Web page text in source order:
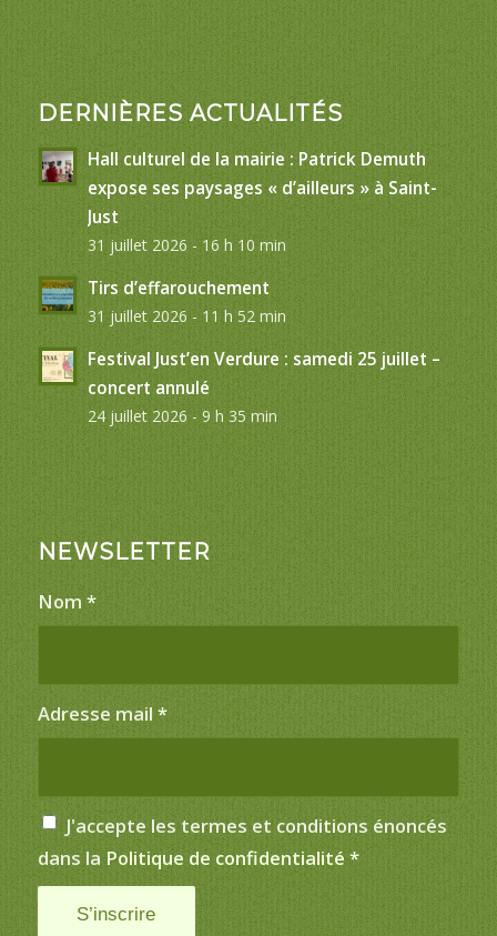
DERNIÈRES ACTUALITÉS
Hall culturel de la mairie : Patrick Demuth
expose ses paysages « d’ailleurs » à Saint-
Just
31 juillet 2026 - 16 h 10 min
Tirs d’effarouchement
31 juillet 2026 - 11 h 52 min
Festival Just’en Verdure : samedi 25 juillet –
concert annulé
24 juillet 2026 - 9 h 35 min
NEWSLETTER
Nom *
Adresse mail *
J'accepte les termes et conditions énoncés
dans la Politique de confidentialité *